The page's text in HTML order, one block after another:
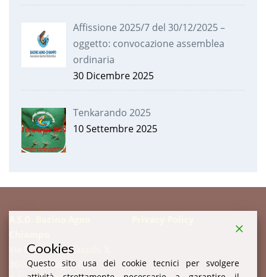
Affissione 2025/7 del 30/12/2025 –
oggetto: convocazione assemblea
ordinaria
30 Dicembre 2025
Tenkarando 2025
10 Settembre 2025
Via Don Enrico Tazzoli, 3,
36078 Valdagno (VI)
Cookies
Questo sito usa dei cookie tecnici per svolgere